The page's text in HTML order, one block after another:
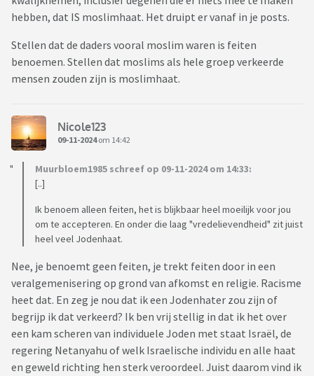
hebben, dat IS moslimhaat. Het druipt er vanaf in je posts.
Stellen dat de daders vooral moslim waren is feiten
benoemen. Stellen dat moslims als hele groep verkeerde
mensen zouden zijn is moslimhaat.
Nicole123
09-11-2024om 14:42
Muurbloem1985 schreef op 09-11-2024 om 14:33:
[..]
Ik benoem alleen feiten, het is blijkbaar heel moeilijk voor jou
om te accepteren. En onder die laag "vredelievendheid" zit juist
heel veel Jodenhaat.
Nee, je benoemt geen feiten, je trekt feiten door in een
veralgemenisering op grond van afkomst en religie. Racisme
heet dat. En zeg je nou dat ik een Jodenhater zou zijn of
begrijp ik dat verkeerd? Ik ben vrij stellig in dat ik het over
een kam scheren van individuele Joden met staat Israël, de
regering Netanyahu of welk Israelische individu en alle haat
en geweld richting hen sterk veroordeel. Juist daarom vind ik